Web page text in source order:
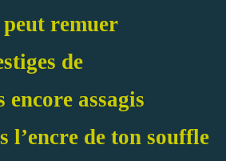
peut remuer
de
encore assagis
l’encre de ton souffle